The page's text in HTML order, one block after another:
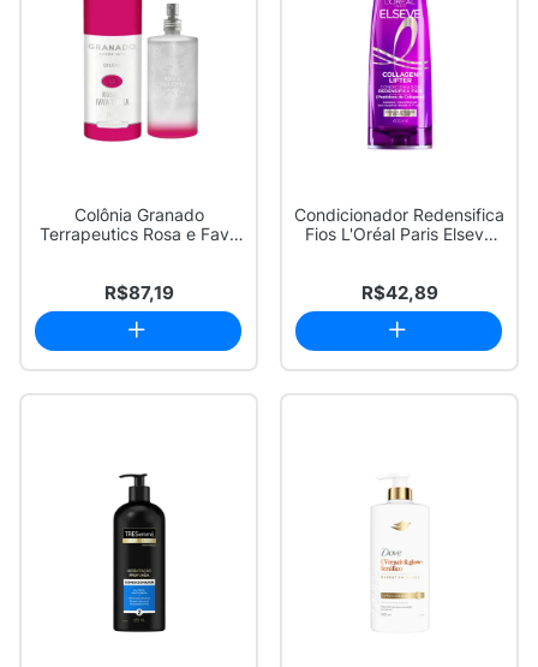
Colônia Granado
Terrapeutics Rosa e Fava
R$87,19
Condicionador Redensifica
Fios L'Oréal Paris Elseve
R$42,89